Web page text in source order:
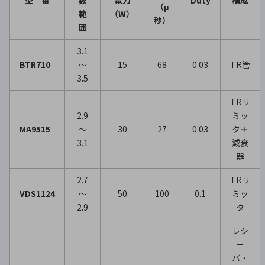
範
囲
（W）
（μ
秒）
BTR710
3.1
～
3.5
15 68 0.03 TR管
MA9515
2.9
～
3.1
30 27 0.03
TRリ
ミッ
タ＋
減衰
器
VDS1124
2.7
～
2.9
50 100 0.1
TRリ
ミッ
タ
レシ
ー
バ・